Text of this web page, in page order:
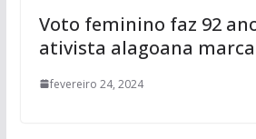
Voto feminino faz 92
ativista alagoana
fevereiro 24, 2024